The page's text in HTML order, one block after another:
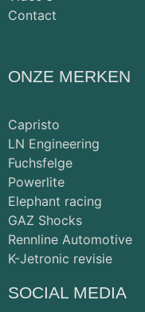
Contact
ONZE MERKEN
Capristo
LN Engineering
Fuchsfelge
Powerlite
Elephant racing
GAZ Shocks
Rennline Automotive
K-Jetronic revisie
SOCIAL MEDIA